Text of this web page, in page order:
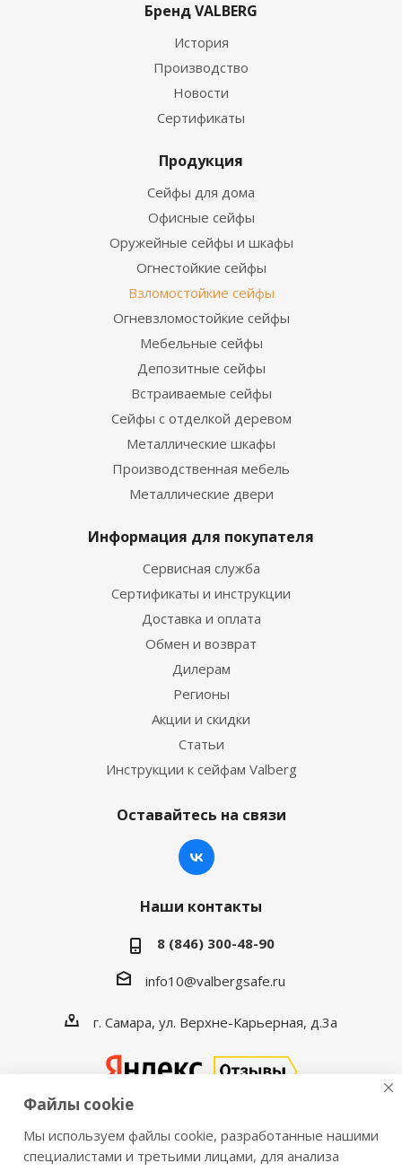
Бренд VALBERG
История
Производство
Новости
Сертификаты
Продукция
Сейфы для дома
Офисные сейфы
Оружейные сейфы и шкафы
Огнестойкие сейфы
Взломостойкие сейфы
Огневзломостойкие сейфы
Мебельные сейфы
Депозитные сейфы
Встраиваемые сейфы
Сейфы с отделкой деревом
Металлические шкафы
Производственная мебель
Металлические двери
Информация для покупателя
Сервисная служба
Сертификаты и инструкции
Доставка и оплата
Обмен и возврат
Дилерам
Регионы
Акции и скидки
Статьи
Инструкции к сейфам Valberg
Оставайтесь на связи
Наши контакты
8 (846) 300-48-90
info10@valbergsafe.ru
г. Самара, ул. Верхне-Карьерная, д.3а
2016-2026 © VALBERGSAFE.RU — Интернет-магазин
Файлы cookie
Мы используем файлы cookie, разработанные нашими
специалистами и третьими лицами, для анализа